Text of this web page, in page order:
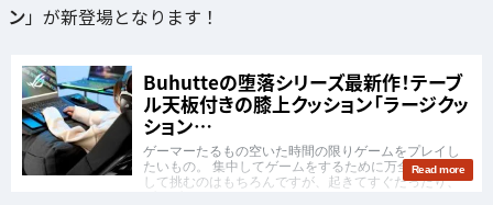
ン」が新登場となります！